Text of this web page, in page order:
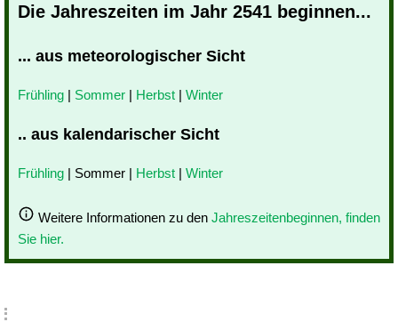
Die Jahreszeiten im Jahr 2541 beginnen...
... aus meteorologischer Sicht
Frühling | Sommer | Herbst | Winter
.. aus kalendarischer Sicht
Frühling | Sommer | Herbst | Winter
Weitere Informationen zu den Jahreszeitenbeginnen, finden
Sie hier.